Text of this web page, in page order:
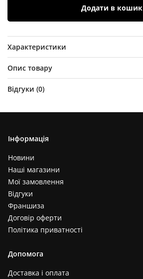
Додати в кошик
Характеристики
Опис товару
Відгуки (0)
Інформація
Новини
Наші магазини
Мої замовлення
Відгуки
Франшиза
Договір оферти
Політика приватності
Допомога
Доставка і оплата